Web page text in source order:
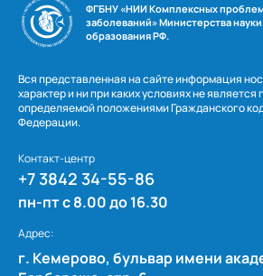
ФГБНУ «НИИ Комплексных
заболеваний» Министерства
образования РФ.
Вся представленная на сайте информация
характер и ни при каких условиях не
определяемой положениями Гражданского
Федерации.
Контакт-центр
+7 3842 34-55-86
пн-пт с 8.00 до 16.30
Адрес:
г. Кемерово, бульвар имени